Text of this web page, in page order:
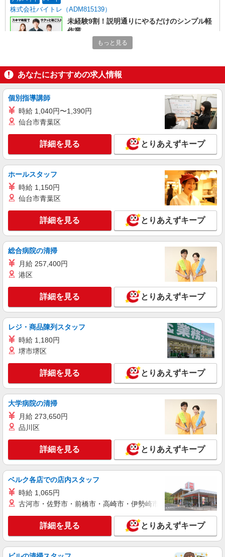
株式会社バイトレ（ADM815139）
未経験9割！説明通りにやるだけのシンプル軽
作業
時給1350円（就業先により異なる）
キープ
アルバイト パート
株式会社バイトレ（ADM815264）
手のひらサイズ中心◎数える・詰めるだけの超
時給1200円（就業先により異なる）
茨城県つくばみらい市
キープ 詳細を見る
正社員
日研トータルソーシング株式会社（お仕事No.NS0230）
トラクタの組立・溶接・塗装・部品加工
月給270000円 別途交通費全額支給 ＜月収＞
325000円以上可 月給270000円＋残業2178円×20H
詳細を見る
シーデーピージャパン株式会社 つくば営業所/16A36501
農機具部品の組立・ラベル貼り・ピッキング
時給1500円 ※時間外時給：1875円 ※休出時
キープ 詳細を見る
派遣社員
日研トータルソーシング株式会社（お仕事No.4A053-JS）
時給1300円 昇給あり※別途交通費支給 ＜月収
＞ 224000円以上可 160H＋残業1625円×10H
茨城県つくばみらい市
キープ
派遣社員
日研トータルソーシング株式会社（お仕事No.4A063-JS）
住宅用部材の製造
時給1380円 別途交通費支給 ＜月収＞ 220000
円以上可 160H
もっと見る
あなたにおすすめの求人情報
個別指導講師
時給 1,040円〜1,390円
仙台市青葉区
詳細を見る とりあえずキープ
ホールスタッフ
時給 1,150円
仙台市青葉区
詳細を見る とりあえずキープ
総合病院の清掃
月給 257,400円
港区
詳細を見る とりあえずキープ
レジ・商品陳列スタッフ
時給 1,180円
堺市堺区
詳細を見る とりあえずキープ
大学病院の清掃
月給 273,650円
品川区
詳細を見る とりあえずキープ
ベルク各店での店内スタッフ
時給 1,065円
古河市・佐野市・前橋市・高崎市・伊勢崎市・太田市・館林市
詳細を見る とりあえずキープ